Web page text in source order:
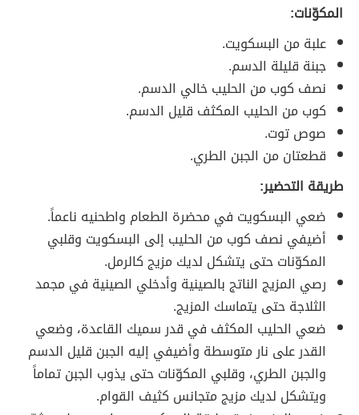
المكوّنات:
علبة من البسكويت.
جبنة قليلة الدسم.
نصف كوب من الحليب خالي الدسم.
كوب من الحليب المكثف قليل الدسم.
صوص توت.
قطعتان من الجبن الطري.
طريقة التحضير:
ضعي البسكويت في محضرة الطعام واطحنيه ناعماً.
أضيفي نصف كوب من الحليب إلى البسكويت وقلبي
المكوّنات حتى يتشكل لديك مزيج كالرمل.
رصي المزيج الناتج بالصينية وأدخلي الصينية في مجمد
الثلاجة حتى يتماسك المزيج.
ضعي الحليب المكثف في قدر سميك القاعدة، وضعي
القدر على نار متوسطة وأضيفي إليه الجبن قليل الدسم
والجبن الطري، وقلبي المكوّنات حتى يذوب الجبن تماماً
ويتشكل لديك مزيج متجانس كثيف القوام.